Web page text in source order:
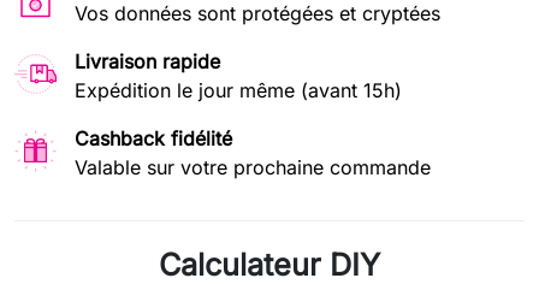
Vos données sont protégées et cryptées
Livraison rapide
Expédition le jour même (avant 15h)
Cashback fidélité
Valable sur votre prochaine commande
Calculateur DIY